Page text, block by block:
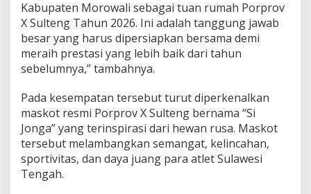
Kabupaten Morowali sebagai tuan rumah Porprov
X Sulteng Tahun 2026. Ini adalah tanggung jawab
besar yang harus dipersiapkan bersama demi
meraih prestasi yang lebih baik dari tahun
sebelumnya,” tambahnya.
Pada kesempatan tersebut turut diperkenalkan
maskot resmi Porprov X Sulteng bernama “Si
Jonga” yang terinspirasi dari hewan rusa. Maskot
tersebut melambangkan semangat, kelincahan,
sportivitas, dan daya juang para atlet Sulawesi
Tengah.